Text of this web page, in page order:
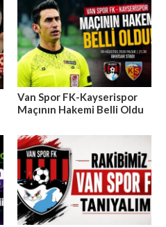
Van Spor FK-Kayserispor
Maçının Hakemi Belli Oldu